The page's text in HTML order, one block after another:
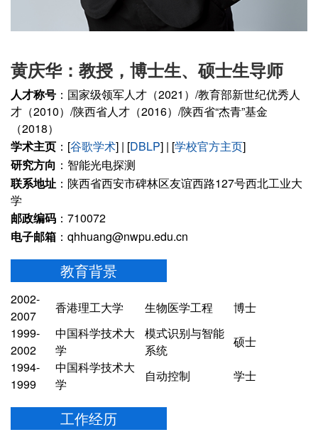
黄庆华：教授，博士生、硕士生导师
人才称号 ：国家级领军人才（2021）/教育部新世纪优秀人
才（2010）/陕西省人才（2016）/陕西省“杰青”基金
（2018）
学术主页 ：[谷歌学术] | [DBLP] | [学校官方主页]
研究方向 ：智能光电探测
联系地址 ：陕西省西安市碑林区友谊西路127号西北工业大
学
邮政编码 ：710072
电子邮箱 ：qhhuang@nwpu.edu.cn
教育背景
2002-
2007
香港理工大学 生物医学工程
博士
1999-
2002
中国科学技术大
学
模式识别与智能
系统
硕士
1994-
1999
中国科学技术大
学
自动控制 学士
工作经历